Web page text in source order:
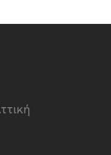
iPhone 13 Pro